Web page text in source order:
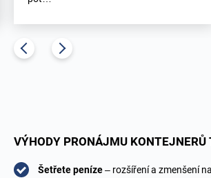
VÝHODY PRONÁJMU KONTEJNERŮ
Šetřete peníze– rozšíření a zmenšení